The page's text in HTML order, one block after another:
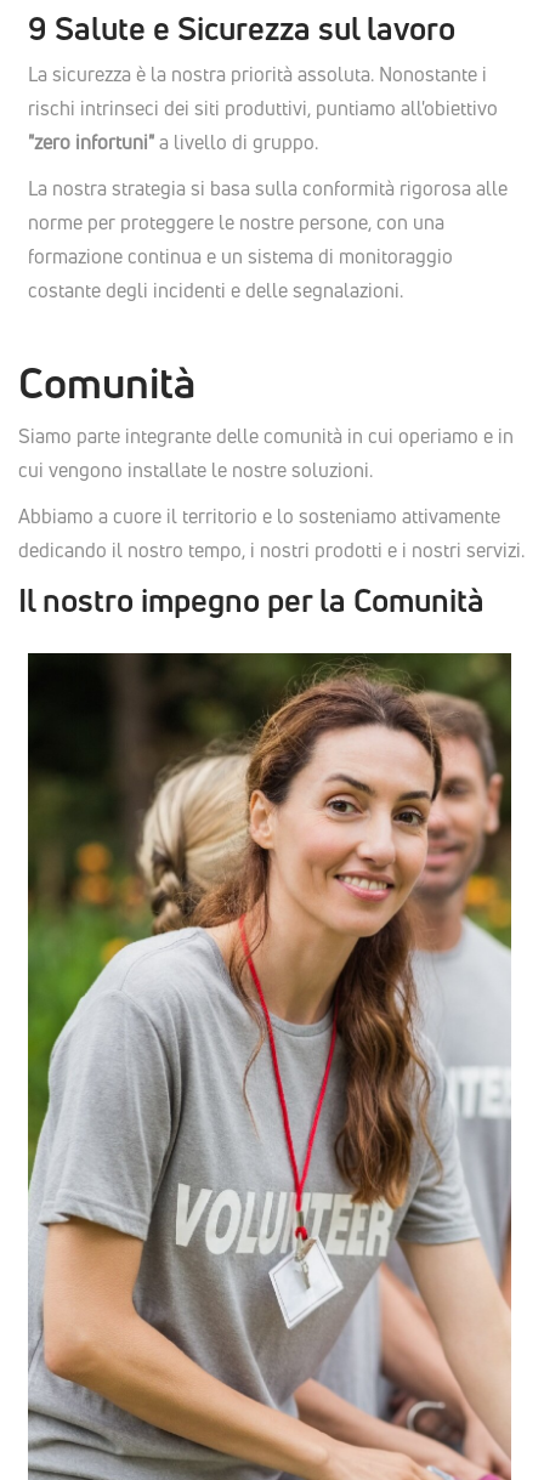
9 Salute e Sicurezza sul lavoro
La sicurezza è la nostra priorità assoluta. Nonostante i
rischi intrinseci dei siti produttivi, puntiamo all'obiettivo
"zero infortuni"a livello di gruppo.
La nostra strategia si basa sulla conformità rigorosa alle
norme per proteggere le nostre persone, con una
formazione continua e un sistema di monitoraggio
costante degli incidenti e delle segnalazioni.
Comunità
Siamo parte integrante delle comunità in cui operiamo e in
cui vengono installate le nostre soluzioni.
Abbiamo a cuore il territorio e lo sosteniamo attivamente
dedicando il nostro tempo, i nostri prodotti e i nostri servizi.
Il nostro impegno per la Comunità